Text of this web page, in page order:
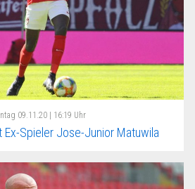
09.11.20 | 16:19 Uhr
Ex-Spieler Jose-Junior Matuwila